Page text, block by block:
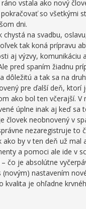
vstala ako nový
so všetkými
dni.
chystá na svadbu,
tak koná prípravu
aj výzvy, komunikáciu
pred spaním žiadnu
dôležitú a tak sa na
pre ďalší deň, ktorí
ako bol ten včerajší. V
úplne inak aj keď sa
človek neobnovený v
nezaregistruje to
ako by v ten deň už mal
a pomoci ale ide v
čo je absolútne
nastavením
kvalita je ohľadne